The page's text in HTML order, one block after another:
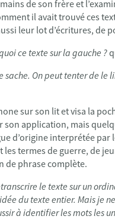
de son frère et
il avait trouvé ces
leur lot d’écritures, de
ce texte sur la gauche ?
sache. On peut tenter de
sur son lit et visa la
application, mais
d’origine interprétée par
termes de guerre, de
de phrase complète.
le texte sur un
du texte entier. Mais je
à identifier les mots les